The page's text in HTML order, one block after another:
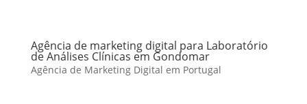
Agência de marketing digital para Laboratório
de Análises Clínicas em Gondomar
Agência de Marketing Digital em Portugal